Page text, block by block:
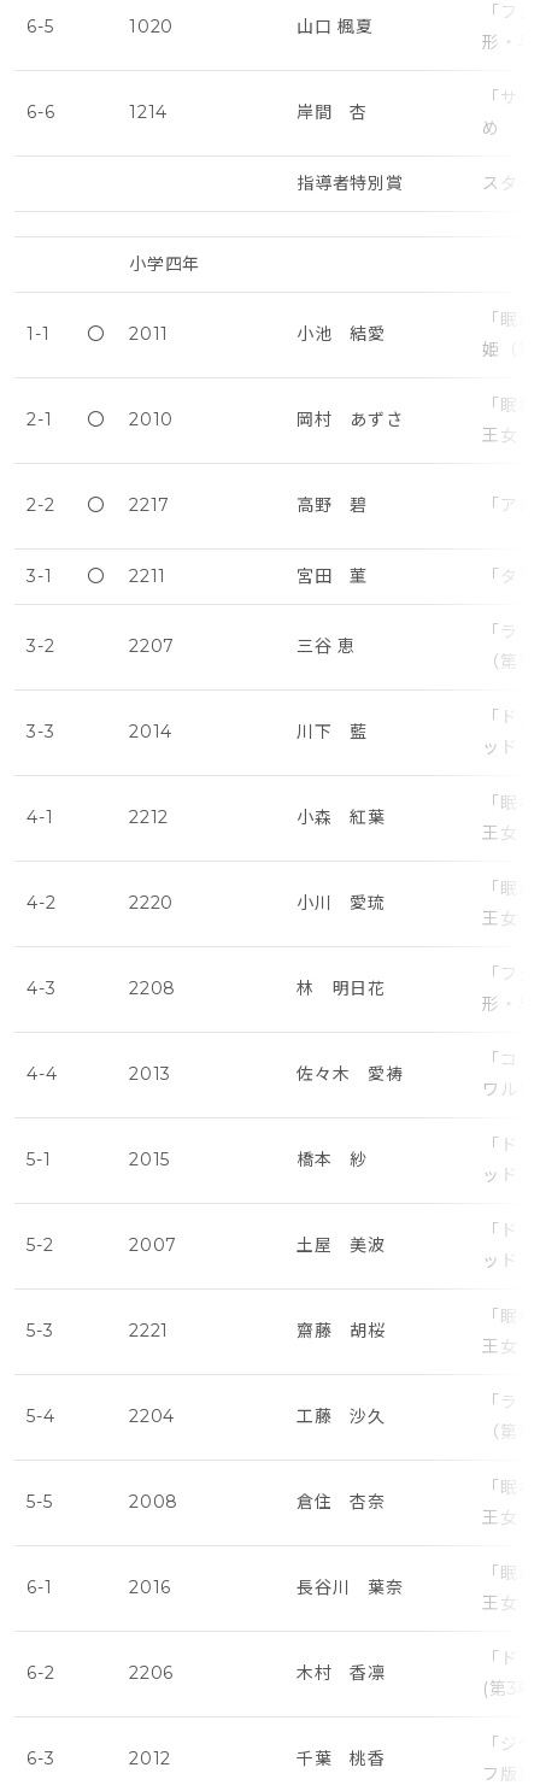
6-5 1020 山口 楓夏
「フ
形・早
6-6 1214 岸間 杏
「サ
め
指導者特別賞 スタ
小学四年
1-1 〇 2011 小池 結愛
「眠
姫（
2-1 〇 2010 岡村 あずさ
「眠
王女・
2-2 〇 2217 高野 碧 「ア
3-1 〇 2211 宮田 菫 「タ
3-2 2207 三谷 恵
「ラ
（第1
3-3 2014 川下 藍
「ド
ッド
4-1 2212 小森 紅葉
「眠
王女・
4-2 2220 小川 愛琉
「眠
王女・
4-3 2208 林 明日花
「フ
形・早
4-4 2013 佐々木 愛祷
「コ
ワル
5-1 2015 橋本 紗
「ド
ッド
5-2 2007 土屋 美波
「ド
ッド
5-3 2221 齋藤 胡桜
「眠
王女・
5-4 2204 工藤 沙久
「ラ
（第1
5-5 2008 倉住 杏奈
「眠
王女・
6-1 2016 長谷川 葉奈
「眠
王女・
6-2 2206 木村 香凛
「ド
(第3
6-3 2012 千葉 桃香
「ジ
フ版